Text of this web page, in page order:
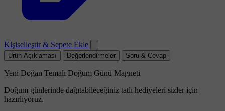
Kişiselleştir & Sepete Ekle
Ürün Açıklaması Değerlendirmeler Soru & Cevap
Yeni Doğan Temalı Doğum Günü Magneti
Doğum günlerinde dağıtabileceğiniz tatlı hediyeleri sizler için
hazırlıyoruz.